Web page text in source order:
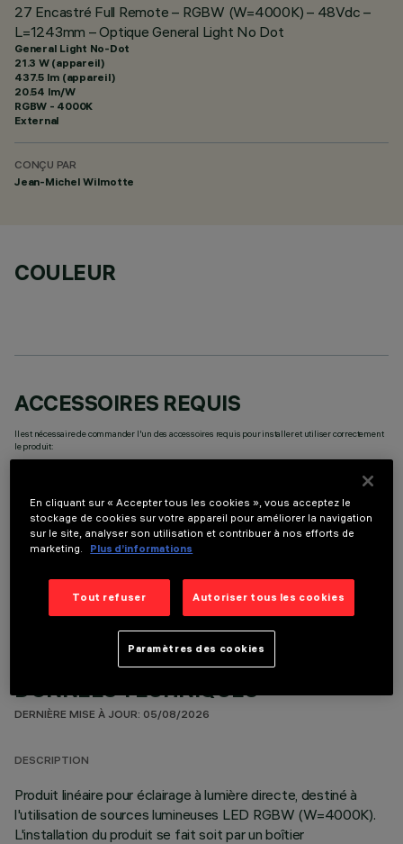
27 Encastré Full Remote – RGBW (W=4000K) – 48Vdc –
L=1243mm – Optique General Light No Dot
General Light No-Dot
21.3 W (appareil)
437.5 lm (appareil)
20.54 lm/W
RGBW - 4000K
External
CONÇU PAR
Jean-Michel Wilmotte
COULEUR
ACCESSOIRES REQUIS
Il est nécessaire de commander l'un des accessoires requis pour installer et utiliser correctement
le produit:
COMPOSANTS OPTIONNELS
DONNÉES TECHNIQUES
DERNIÈRE MISE À JOUR: 05/08/2026
DESCRIPTION
Produit linéaire pour éclairage à lumière directe, destiné à
l'utilisation de sources lumineuses LED RGBW (W=4000K).
L'installation du produit se fait soit par un boîtier
En cliquant sur « Accepter tous les cookies », vous acceptez le
stockage de cookies sur votre appareil pour améliorer la navigation
sur le site, analyser son utilisation et contribuer à nos efforts de
marketing. Plus d’informations
Tout refuser Autoriser tous les cookies
Paramètres des cookies